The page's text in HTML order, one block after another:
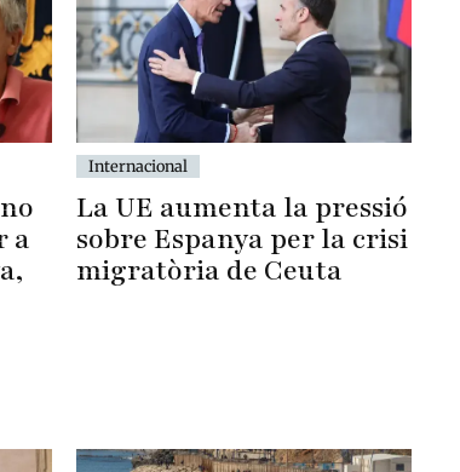
a
Internacional
La UE aumenta la pressió
sobre Espanya per la crisi
migratòria de Ceuta